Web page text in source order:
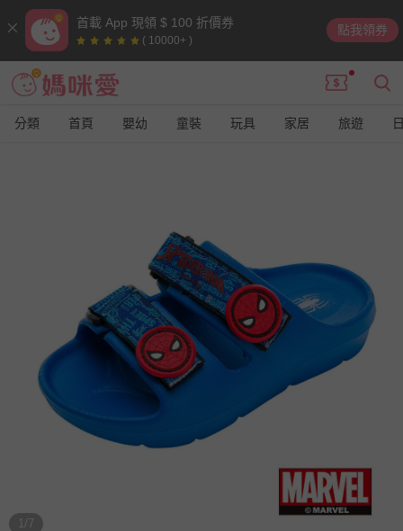
首載 App 現領 $ 100 折價券
( 10000+ )
點我領券
分類 首頁 嬰幼 童裝 玩具 家居 旅遊
1/7